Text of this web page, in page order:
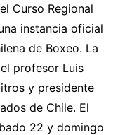
Curso Regional
instancia oficial
de Boxeo. La
profesor Luis
y presidente
de Chile. El
22 y domingo